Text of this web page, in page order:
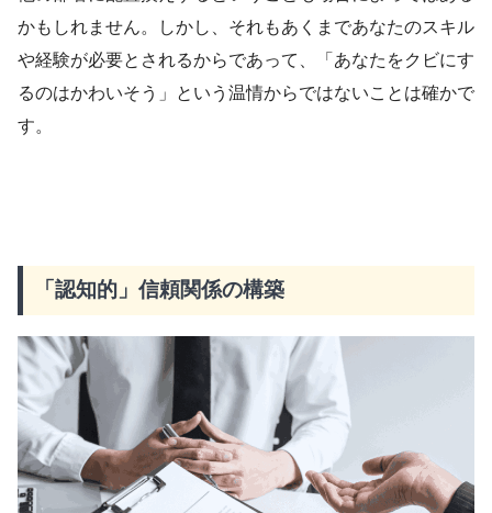
かもしれません。しかし、それもあくまであなたのスキル
や経験が必要とされるからであって、「あなたをクビにす
るのはかわいそう」という温情からではないことは確かで
す。
「認知的」信頼関係の構築